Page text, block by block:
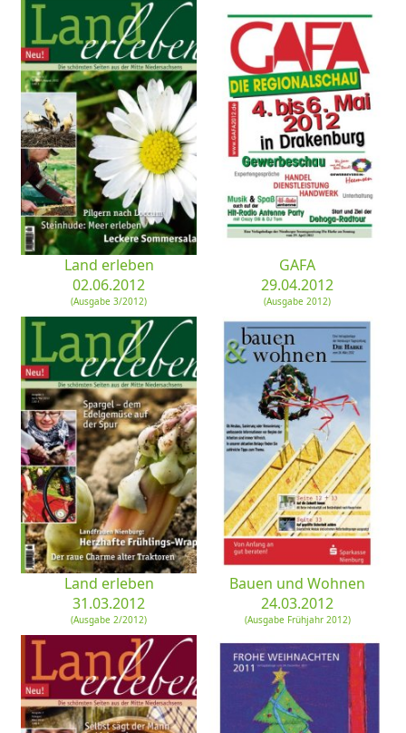
Land erleben
02.06.2012
(Ausgabe 3/2012)
GAFA
29.04.2012
(Ausgabe 2012)
Land erleben
31.03.2012
(Ausgabe 2/2012)
Bauen und Wohnen
24.03.2012
(Ausgabe Frühjahr 2012)